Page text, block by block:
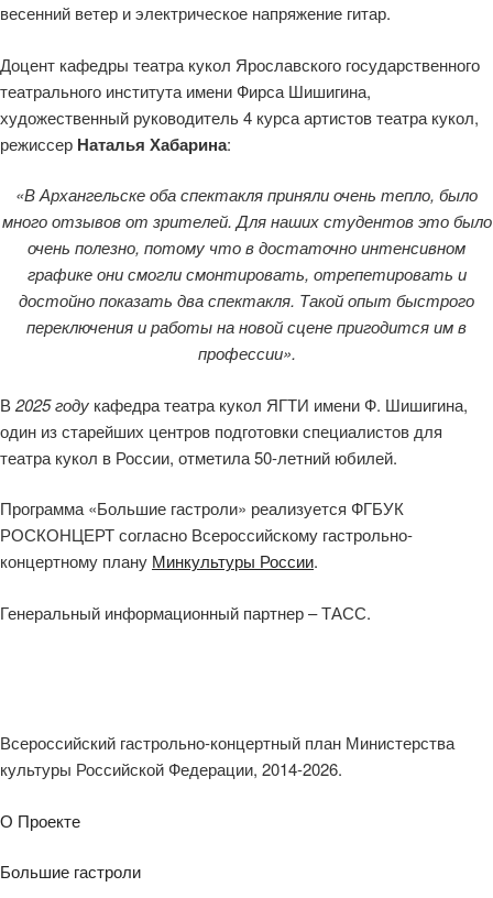
весенний ветер и электрическое напряжение гитар.
Доцент кафедры театра кукол Ярославского государственного
театрального института имени Фирса Шишигина,
художественный руководитель 4 курса артистов театра кукол,
режиссер Наталья Хабарина:
«В Архангельске оба спектакля приняли очень тепло, было
много отзывов от зрителей. Для наших студентов это было
очень полезно, потому что в достаточно интенсивном
графике они смогли смонтировать, отрепетировать и
достойно показать два спектакля. Такой опыт быстрого
переключения и работы на новой сцене пригодится им в
профессии».
В2025 году кафедра театра кукол ЯГТИ имени Ф. Шишигина,
один из старейших центров подготовки специалистов для
театра кукол в России, отметила 50-летний юбилей.
Программа «Большие гастроли» реализуется ФГБУК
РОСКОНЦЕРТ согласно Всероссийскому гастрольно-
концертному плану Минкультуры России.
Генеральный информационный партнер – ТАСС.
Всероссийский гастрольно-концертный план Министерства
культуры Российской Федерации, 2014-2026.
О Проекте
Большие гастроли